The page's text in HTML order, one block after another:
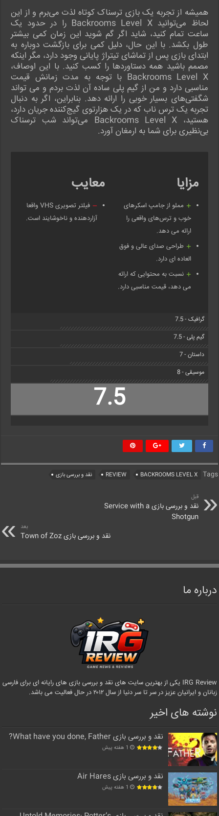
همیشه از تجربه یک بازی ترسناک کوتاه لذت می‌برم و از این
لحاظ می‌توانید Backrooms Level X را در حدود یک
ساعت تمام کنید، شاید اگر گم شوید این زمان کمی بیشتر
طول بکشد. با این حال، دلیل کمی برای بازگشت دوباره به
ابتدای بازی پس از تماشای تیتراژ پایانی وجود دارد، مگر اینکه
مصمم باشید همه دستاوردها را کسب کنید. با این اوصاف،
Backrooms Level X با توجه به مدت زمانش قیمت
مناسبی دارد و من از گیم پلی ساده آن لذت بردم و می تواند
شگفتی‌های بسیار خوبی را ارائه دهد. بنابراین، اگر به دنبال
تجربه یک ترس ناب که در یک هزارتوی گیج‌کننده جریان دارد،
هستید، Backrooms Level X می‌تواند شب ترسناک
بی‌نظیری برای شما به ارمغان آورد.
مزایا
مملو از جامپ اسکر‌های
خوب و ترس‌های واقعی را
ارائه می دهد.
طراحی صدای عالی و فوق
العاده ای دارد.
نسبت به محتوایی که ارائه
می دهد، قیمت مناسبی دارد.
معایب
فیلتر تصویری VHS واقعا
آزاردهنده و ناخوشایند است.
گرافیک - 7.5
گیم پلی - 7.5
داستان - 7
موسیقی - 8
7.5
Tags
BACKROOMS LEVEL X
REVIEW نقد و بررسی بازی
قبل
نقد و بررسی بازی Service with a
Shotgun
بعد
نقد و بررسی بازی Town of Zoz
درباره ما
IRG Review یکی از بهترین سایت های نقد و بررسی بازی های رایانه ای برای فارسی
زبانان و ایرانیان عزیز در سر تا سر دنیا از سال ۲۰۱۲ در حال فعالیت می باشد.
نوشته های اخیر
نقد و بررسی بازی What have you done, Father?
1 هفته پیش
نقد و بررسی بازی Air Hares
1 هفته پیش